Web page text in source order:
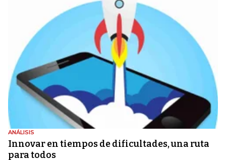
ANÁLISIS
Innovar en tiempos de dificultades, una ruta
para todos